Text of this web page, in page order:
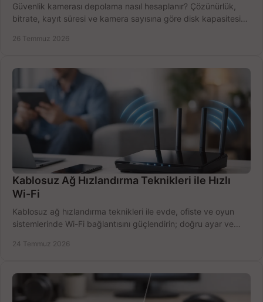
Güvenlik kamerası depolama nasıl hesaplanır? Çözünürlük,
bitrate, kayıt süresi ve kamera sayısına göre disk kapasitesini
26 Temmuz 2026
Kablosuz Ağ Hızlandırma Teknikleri ile Hızlı
Wi-Fi
Kablosuz ağ hızlandırma teknikleri ile evde, ofiste ve oyun
sistemlerinde Wi-Fi bağlantısını güçlendirin; doğru ayar ve
24 Temmuz 2026